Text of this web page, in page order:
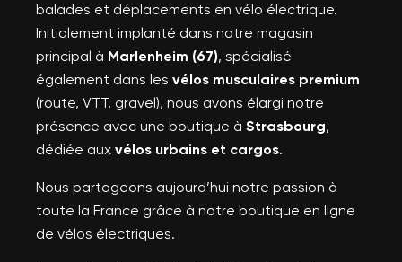
balades et déplacements en vélo électrique.
Initialement implanté dans notre magasin
principal à Marlenheim (67), spécialisé
également dans les vélos musculaires premium
(route, VTT, gravel), nous avons élargi notre
présence avec une boutique à Strasbourg,
dédiée aux vélos urbains et cargos.
Nous partageons aujourd’hui notre passion à
toute la France grâce à notre boutique en ligne
de vélos électriques.